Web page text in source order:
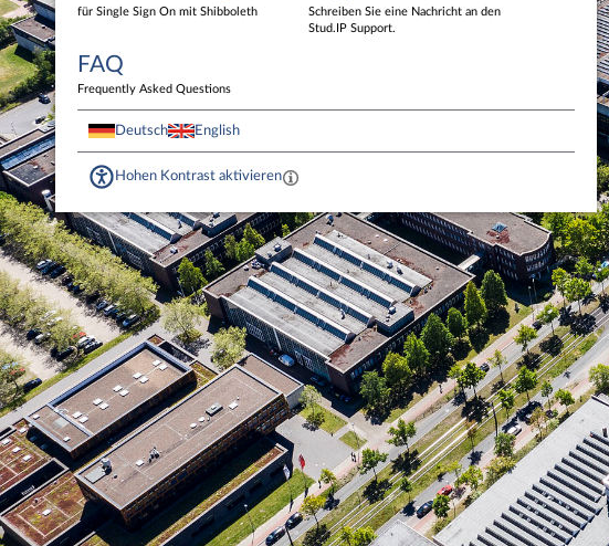
für Single Sign On mit Shibboleth
Schreiben Sie eine Nachricht an den
Stud.IP Support.
FAQ
Frequently Asked Questions
Deutsch English
Hohen Kontrast aktivieren